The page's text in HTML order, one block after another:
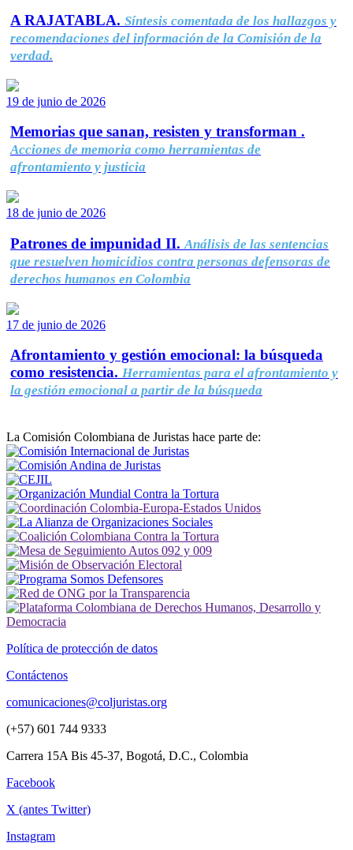
A RAJATABLA. Síntesis comentada de los hallazgos y
recomendaciones del información de la Comisión de la
verdad.
19 de junio de 2026
Memorias que sanan, resisten y transforman .
Acciones de memoria como herramientas de
afrontamiento y justicia
18 de junio de 2026
Patrones de impunidad II. Análisis de las sentencias
que resuelven homicidios contra personas defensoras de
derechos humanos en Colombia
17 de junio de 2026
Afrontamiento y gestión emocional: la búsqueda
como resistencia. Herramientas para el afrontamiento y
la gestión emocional a partir de la búsqueda
La Comisión Colombiana de Juristas hace parte de:
Política de protección de datos
Contáctenos
comunicaciones@coljuristas.org
(+57) 601 744 9333
Carrera 15A Bis 45-37, Bogotá, D.C., Colombia
Facebook
X (antes Twitter)
Instagram